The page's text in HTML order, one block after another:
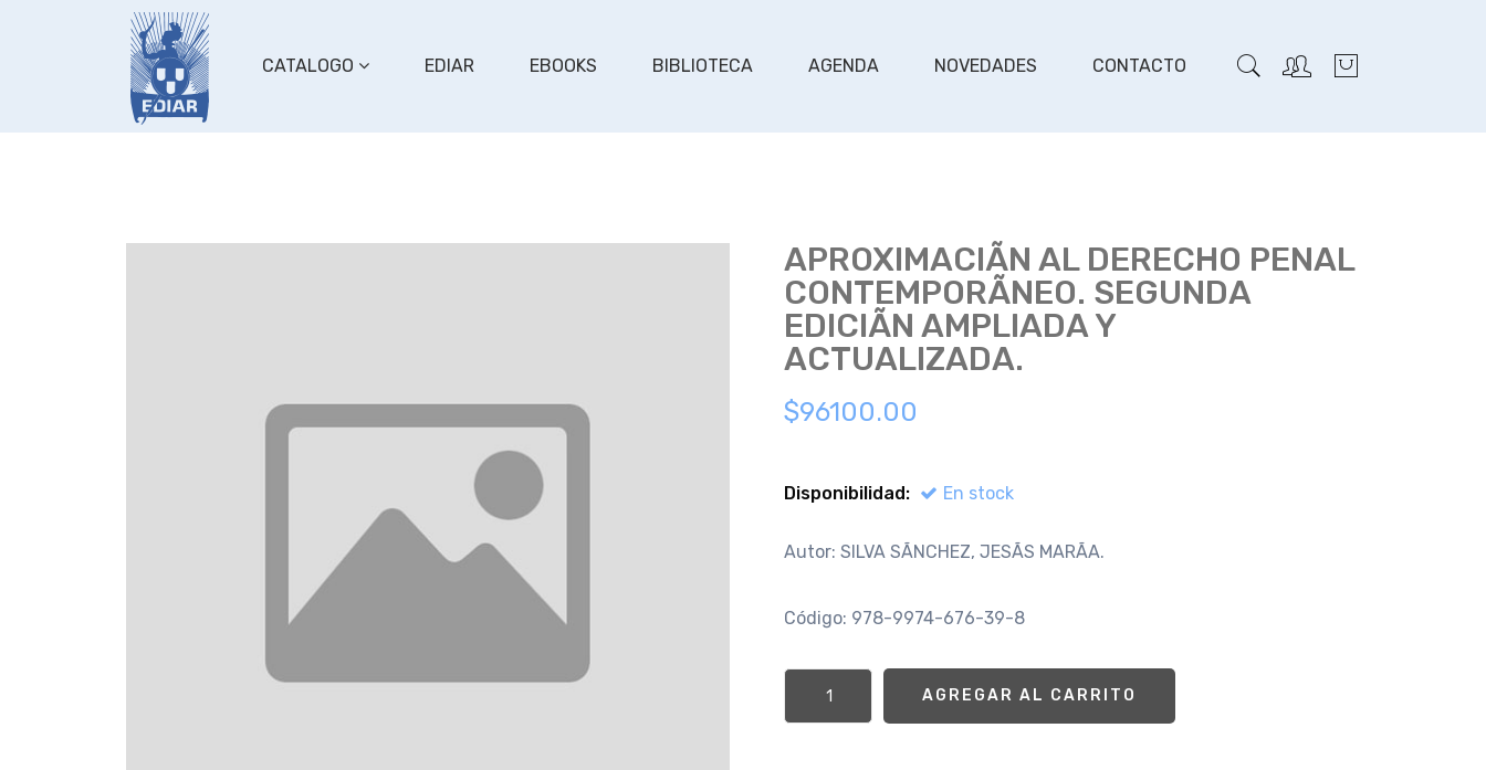
CATALOGO EDIAR EBOOKS BIBLIOTECA AGENDA NOVEDADES CONTACTO
APROXIMACIÃN AL DERECHO PENAL
CONTEMPORÃNEO. SEGUNDA
EDICIÃN AMPLIADA Y
ACTUALIZADA.
$96100.00
Disponibilidad: En stock
Autor: SILVA SÃNCHEZ, JESÃS MARÃA.
Código: 978-9974-676-39-8
AGREGAR AL CARRITO